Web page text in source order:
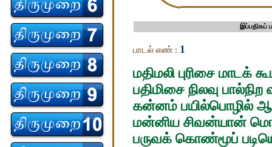
இப்பதிகப்
பாடல் எண் : 1
மதிமலி புரிசை மாடக்
பதிமிசை நிலவு பால்நிற
கன்னம் பயில்பொழில்
மன்னிய சிவன்யான்
பருவக் கொண்மூப்